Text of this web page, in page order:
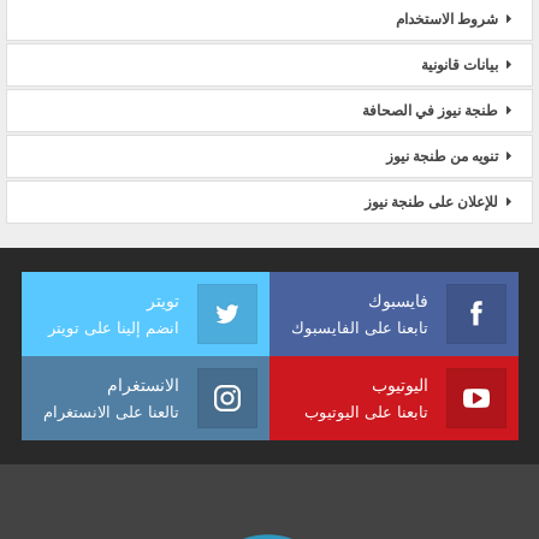
شروط الاستخدام
بيانات قانونية
طنجة نيوز في الصحافة
تنويه من طنجة نيوز
للإعلان على طنجة نيوز
فايسبوك
تابعنا على الفايسبوك
تويتر
انضم إلينا على تويتر
اليوتيوب
تابعنا على اليوتيوب
الانستغرام
تالعنا على الانستغرام